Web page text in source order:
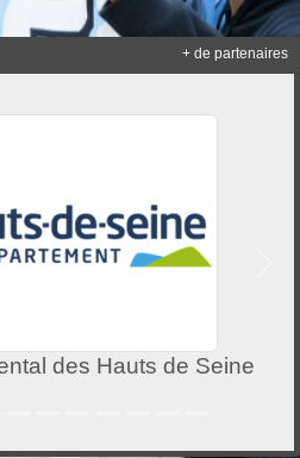
des Hauts de Seine
+ de partenaires